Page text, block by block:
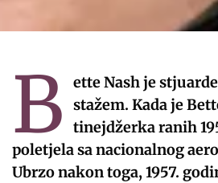
B
ette Nash je
stažem. Kada je
tinejdžerka ranih
poletjela sa nacionalnog
Ubrzo nakon toga, 1957.